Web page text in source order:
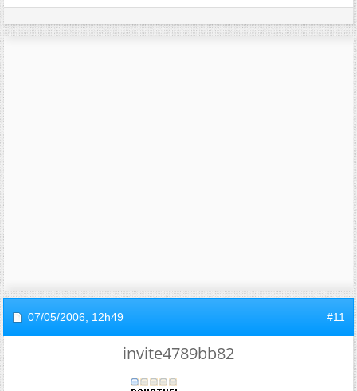
07/05/2006, 12h49 #11
invite4789bb82